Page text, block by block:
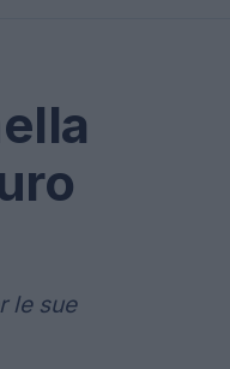
le sue